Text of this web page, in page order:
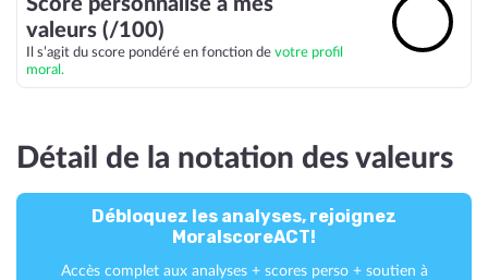
Score personnalisé à mes
valeurs (/100)
Il s’agit du score pondéré en fonction de votre profil
moral.
Détail de la notation des valeurs
Débloquez les analyses, rejoignez
MoralscoreACT!
Accès complet aux analyses + scores perso + soutien à